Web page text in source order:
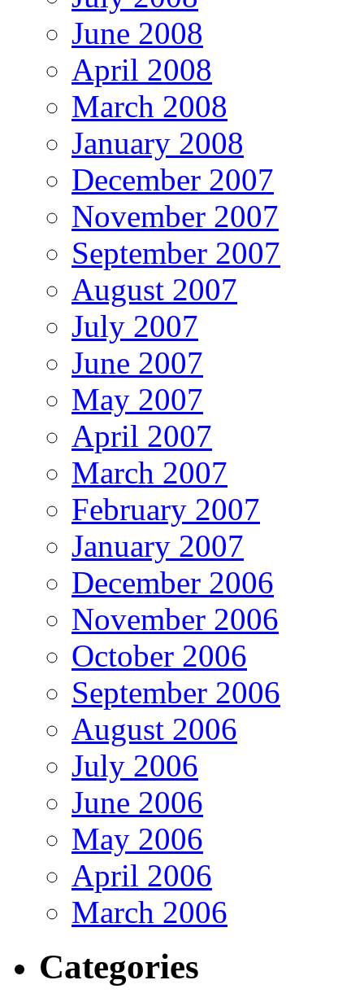
June 2008
April 2008
March 2008
January 2008
December 2007
November 2007
September 2007
August 2007
July 2007
June 2007
May 2007
April 2007
March 2007
February 2007
January 2007
December 2006
November 2006
October 2006
September 2006
August 2006
July 2006
June 2006
May 2006
April 2006
March 2006
Categories